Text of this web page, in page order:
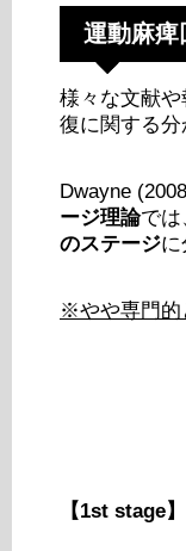
運動麻痺
様々な文献
復に関する分
Dwayne
ージ理論では
のステージに
※やや専門的
【1st stage